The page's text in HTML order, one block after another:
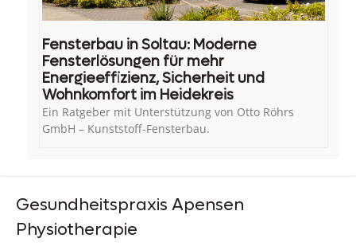
Fensterbau in Soltau: Moderne
Fensterlösungen für mehr
Energieeffizienz, Sicherheit und
Wohnkomfort im Heidekreis
Ein Ratgeber mit Unterstützung von Otto Röhrs
GmbH – Kunststoff-Fensterbau.
Gesundheitspraxis Apensen
Physiotherapie